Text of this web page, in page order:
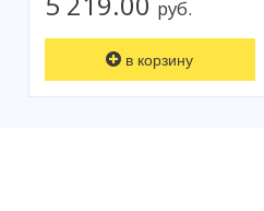
руб.
в корзину